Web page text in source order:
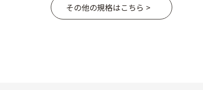
その他の規格はこちら >